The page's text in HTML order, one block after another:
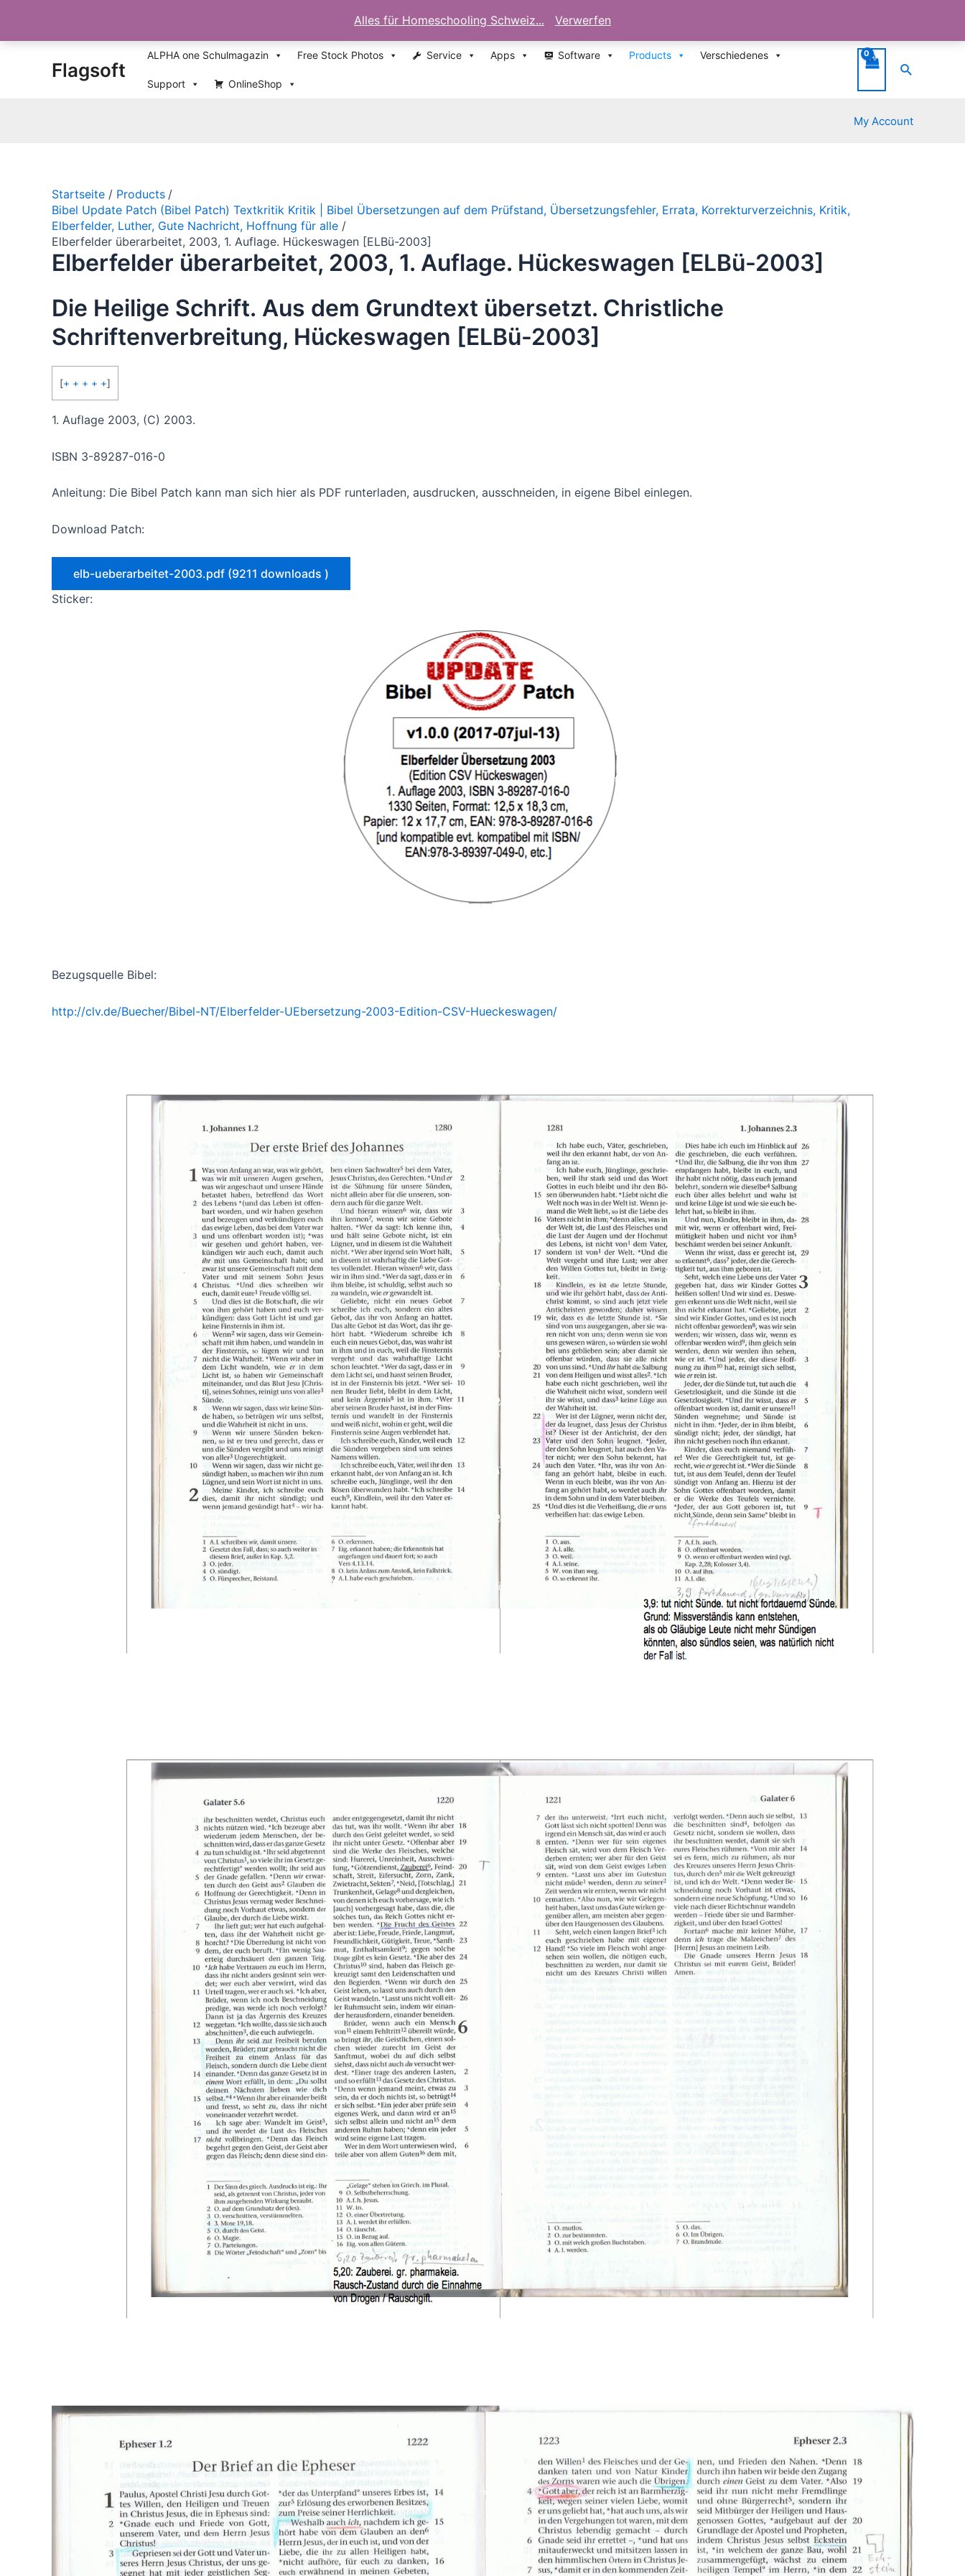
Alles für Homeschooling Schweiz...
Verwerfen
Flagsoft
ALPHA one Schulmagazin Free Stock Photos Service Apps Software Products Verschiedenes
Support OnlineShop
Suche
My Account
Startseite
Products
Bibel Update Patch (Bibel Patch) Textkritik Kritik | Bibel Übersetzungen auf dem Prüfstand, Übersetzungsfehler, Errata, Korrekturverzeichnis, Kritik,
Elberfelder, Luther, Gute Nachricht, Hoffnung für alle
Elberfelder überarbeitet, 2003, 1. Auflage. Hückeswagen [ELBü-2003]
Elberfelder überarbeitet, 2003, 1. Auflage. Hückeswagen [ELBü-2003]
Die Heilige Schrift. Aus dem Grundtext übersetzt. Christliche
Schriftenverbreitung, Hückeswagen [ELBü-2003]
[+ + + + +]
1. Auflage 2003, (C) 2003.
ISBN 3-89287-016-0
Anleitung: Die Bibel Patch kann man sich hier als PDF runterladen, ausdrucken, ausschneiden, in eigene Bibel einlegen.
Download Patch:
elb-ueberarbeitet-2003.pdf (9211 downloads )
Sticker:
Bezugsquelle Bibel:
http://clv.de/Buecher/Bibel-NT/Elberfelder-UEbersetzung-2003-Edition-CSV-Hueckeswagen/